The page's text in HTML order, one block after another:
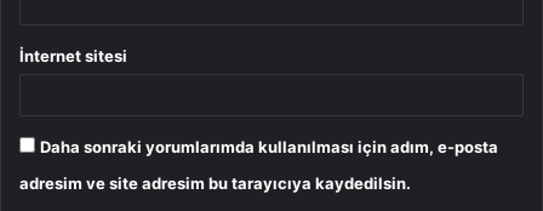
İnternet sitesi
Daha sonraki yorumlarımda kullanılması için adım, e-posta
adresim ve site adresim bu tarayıcıya kaydedilsin.